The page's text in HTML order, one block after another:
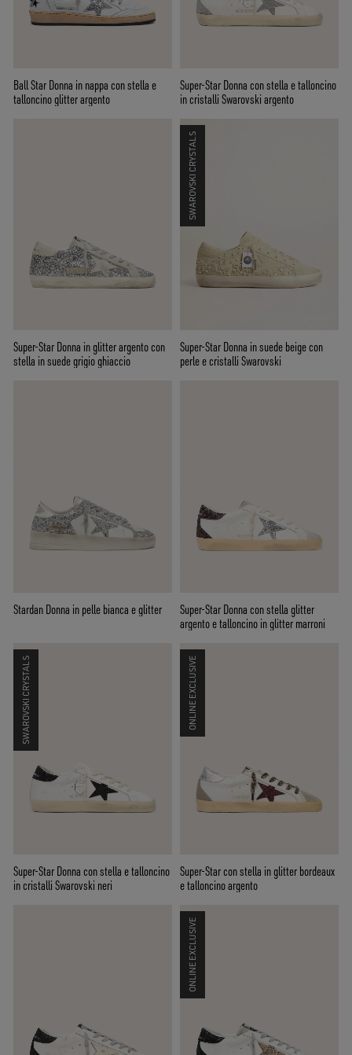
Ball Star Donna in nappa con stella e
talloncino glitter argento
Super-Star Donna con stella e talloncino
in cristalli Swarovski argento
Super-Star Donna in glitter argento con
stella in suede grigio ghiaccio
SWAROVSKI CRYSTALS
Super-Star Donna in suede beige con
perle e cristalli Swarovski
Stardan Donna in pelle bianca e glitter
Super-Star Donna con stella glitter
argento e talloncino in glitter marroni
SWAROVSKI CRYSTALS
Super-Star Donna con stella e talloncino
in cristalli Swarovski neri
ONLINE EXCLUSIVE
Super-Star con stella in glitter bordeaux
e talloncino argento
ONLINE EXCLUSIVE